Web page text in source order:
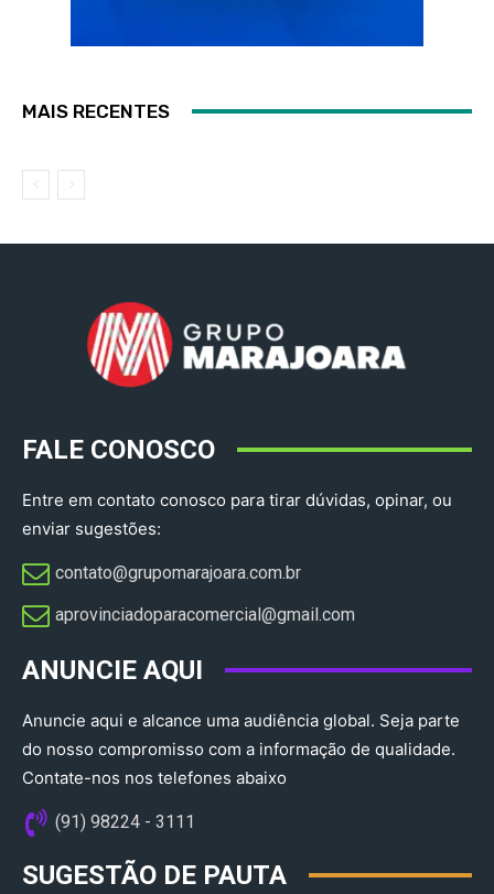
MAIS RECENTES
FALE CONOSCO
Entre em contato conosco para tirar dúvidas, opinar, ou
enviar sugestões:
contato@grupomarajoara.com.br
aprovinciadoparacomercial@gmail.com​
ANUNCIE AQUI
Anuncie aqui e alcance uma audiência global. Seja parte
do nosso compromisso com a informação de qualidade.
Contate-nos nos telefones abaixo
(91) 98224 - 3111
SUGESTÃO DE PAUTA